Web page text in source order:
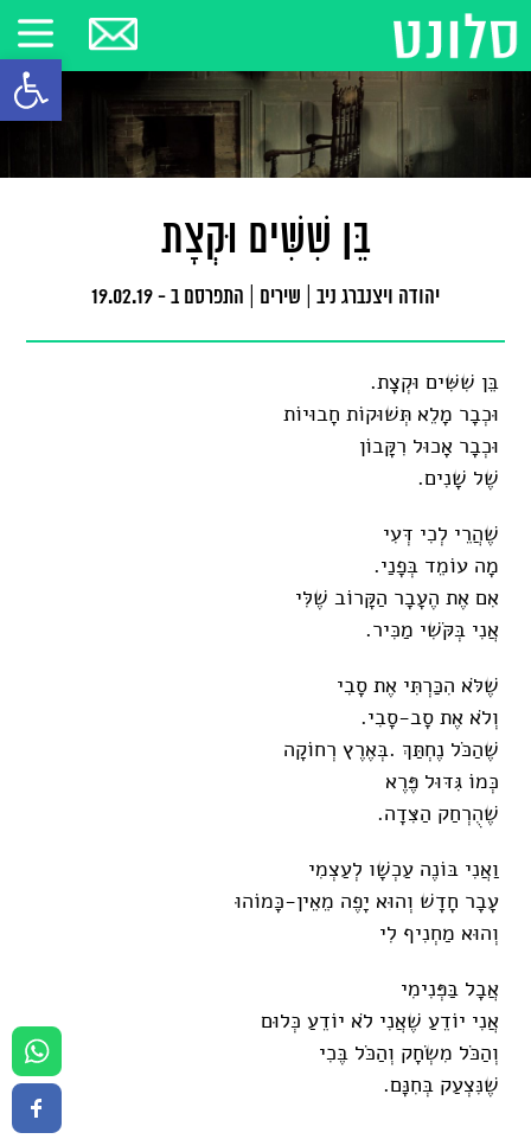
פתח
בֵּן שִׁשִּׁים וּקְצָת
יהודה ויצנברג ניב שירים התפרסם ב - 19.02.19
בֵּן שִׁשִּׁים וּקְצָת.
וּכְבָר מָלֵא תְּשׁוּקוֹת חָבוּיוֹת
וּכְבָר אָכוּל רִקָּבוֹן
שֶׁל שָׁנִים.
שֶׁהֲרֵי לְכִי דְּעִי
מָה עוֹמֵד בְּפָנַי.
אִם אֶת הֶעָבָר הַקָּרוֹב שֶׁלִּי
אֲנִי בְּקֹּשִׁי מַכִּיר.
שֶׁלֹּא הִכַּרְתִּי אֶת סָבִי
וְלֹא אֶת סָב-סָבִי.
שֶׁהַכֹּל נֶחְתַּךְ .בְּאֶרֶץ רְחוֹקָה
כְּמוֹ גִּדּוּל פֶּרֶא
שֶׁהֻרְחַק הַצִּדָה.
וַאֲנִי בּוֹנֶה עַכְשָׁו לְעַצְמִי
עָבָר חָדָשׁ וְהוּא יָפֶה מֵאֵין-כָּמוֹהוּ
וְהוּא מַחְנִיף לִי
אֲבָל בַּפְּנִימִי
אֲנִי יוֹדֵעַ שֶׁאֲנִי לֹא יוֹדֵעַ כְּלוּם
וְהַכֹּל מִשְׂחָק וְהַכֹּל בֶּכִי
שֶׁנִּצְעַק בְּחִנָּם.